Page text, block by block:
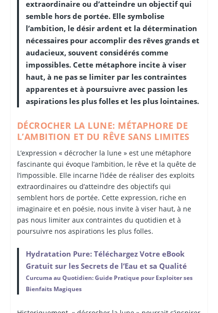
extraordinaire ou d’atteindre un objectif qui
semble hors de portée. Elle symbolise
l’ambition, le désir ardent et la détermination
nécessaires pour accomplir des rêves grands et
audacieux, souvent considérés comme
impossibles. Cette métaphore incite à viser
haut, à ne pas se limiter par les contraintes
apparentes et à poursuivre avec passion les
aspirations les plus folles et les plus lointaines.
DÉCROCHER LA LUNE: MÉTAPHORE DE
L’AMBITION ET DU RÊVE SANS LIMITES
L’expression « décrocher la lune » est une métaphore
fascinante qui évoque l’ambition, le rêve et la quête de
l’impossible. Elle incarne l’idée de réaliser des exploits
extraordinaires ou d’atteindre des objectifs qui
semblent hors de portée. Cette expression, riche en
imaginaire et en poésie, nous invite à viser haut, à ne
pas nous limiter aux contraintes du quotidien et à
poursuivre nos aspirations les plus folles.
Hydratation Pure: Téléchargez Votre eBook
Gratuit sur les Secrets de l’Eau et sa Qualité
Curcuma au Quotidien: Guide Pratique pour Exploiter ses
Bienfaits Magiques